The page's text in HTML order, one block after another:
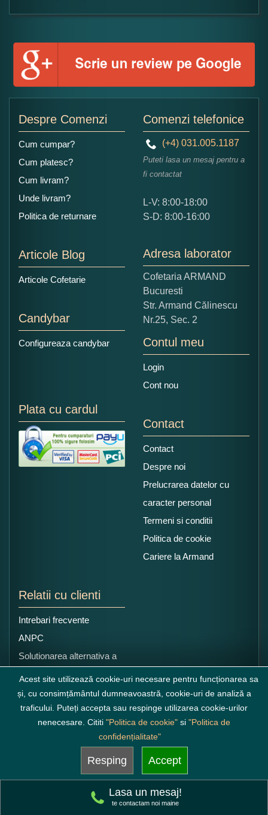
Formular pareri client
Numele dumneavoastra:
Ce nota acordati acestui produs?
5
Copiati alaturi numarul din imagine:
Despre Comenzi
Cum cumpar?
Cum platesc?
Cum livram?
Unde livram?
Politica de returnare
Articole Blog
Articole Cofetarie
Candybar
Configureaza candybar
Comenzi telefonice
(+4) 031.005.1187
Puteti lasa un mesaj pentru a
fi contactat
L-V: 8:00-18:00
S-D: 8:00-16:00
Adresa laborator
Cofetaria ARMAND
Bucuresti
Str. Armand Călinescu
Nr.25, Sec. 2
Contul meu
Login
Cont nou
Plata cu cardul
Contact
Contact
Despre noi
Prelucrarea datelor cu
caracter personal
Termeni si conditii
Politica de cookie
Cariere la Armand
Relatii cu clienti
Intrebari frecvente
ANPC
Solutionarea alternativa a
litigiilor
Acest site utilizează cookie-uri necesare pentru funcționarea sa
și, cu consimțământul dumneavoastră, cookie-uri de analiză a
traficului. Puteți accepta sau respinge utilizarea cookie-urilor
nenecesare. Cititi "Politica de cookie" si "Politica de
confidențialitate"
Resping Accept
Lasa un mesaj!
te contactam noi maine